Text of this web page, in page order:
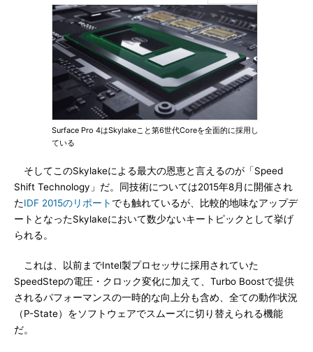
Surface Pro 4はSkylakeこと第6世代Coreを全面的に採用し
ている
そしてこのSkylakeによる最大の恩恵と言えるのが「Speed
Shift Technology」だ。同技術については2015年8月に開催され
たIDF 2015のリポート でも触れているが、比較的地味なアップデ
ートとなったSkylakeにおいて数少ないキートピックとして挙げ
られる。
これは、以前までIntel製プロセッサに採用されていた
SpeedStepの電圧・クロック変化に加えて、Turbo Boostで提供
されるパフォーマンスの一時的な向上分も含め、全ての動作状況
（P-State）をソフトウェアでスムーズに切り替えられる機能
だ。